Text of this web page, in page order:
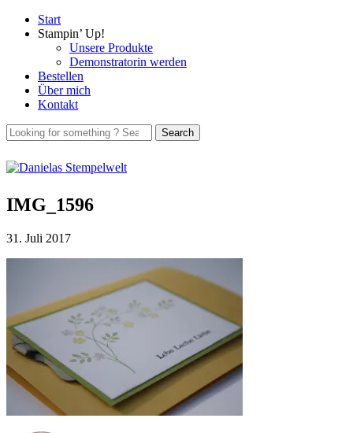
Start
Stampin’ Up!
Unsere Produkte
Demonstratorin werden
Bestellen
Über mich
Kontakt
IMG_1596
31. Juli 2017